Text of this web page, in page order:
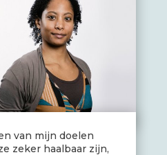
van mijn doelen
zeker haalbaar zijn,